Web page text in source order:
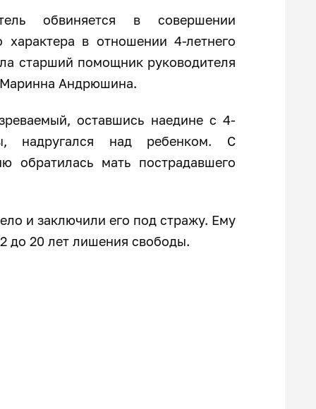
обвиняется в совершении
характера в отношении 4-летнего
старший помощник руководителя
Маринна Андрюшина.
оставшись наедине с 4-
надругался над ребенком. С
мать пострадавшего
и заключили его под стражу. Ему
до 20 лет лишения свободы.